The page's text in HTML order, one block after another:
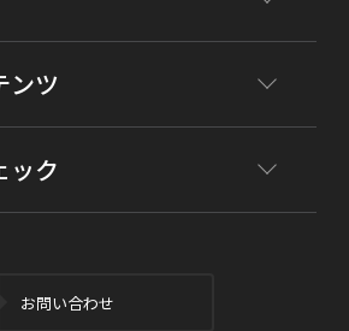
ンツ
ック
お問い合わせ